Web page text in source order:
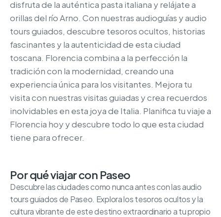
disfruta de la auténtica pasta italiana y relájate a
orillas del río Arno. Con nuestras audioguías y audio
tours guiados, descubre tesoros ocultos, historias
fascinantes y la autenticidad de esta ciudad
toscana. Florencia combina a la perfección la
tradición con la modernidad, creando una
experiencia única para los visitantes. Mejora tu
visita con nuestras visitas guiadas y crea recuerdos
inolvidables en esta joya de Italia. Planifica tu viaje a
Florencia hoy y descubre todo lo que esta ciudad
tiene para ofrecer.
Por qué viajar con Paseo
Descubre las ciudades como nunca antes con las audio
tours guiados de Paseo. Explora los tesoros ocultos y la
cultura vibrante de este destino extraordinario a tu propio